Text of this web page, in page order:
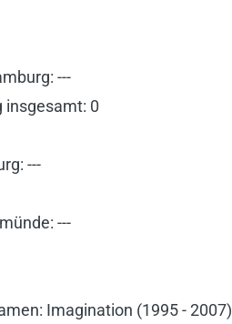
---
insgesamt: 0
---
---
Imagination (1995 - 2007)